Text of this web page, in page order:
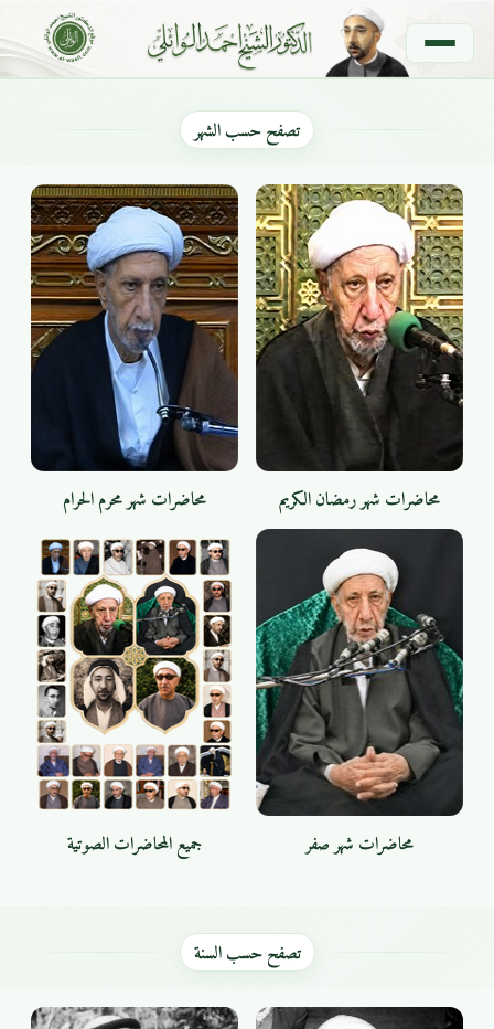
المحاضرات الصوتيةتصفح حسب الشهر
محاضرات شهر رمضان الكريم محاضرات شهر محرم الحرام
محاضرات شهر صفر جميع المحاضرات الصوتية
تصفح حسب السنة